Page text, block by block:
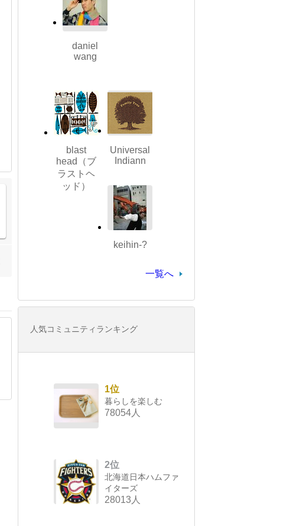
daniel
wang
blast
head（ブ
ラストヘ
ッド）
Universal
Indiann
keihin-?
一覧へ
人気コミュニティランキング
1位
暮らしを楽しむ
78054人
2位
北海道日本ハムファ
イターズ
28013人